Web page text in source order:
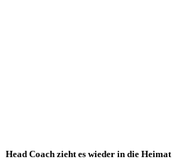
Head Coach zieht es wieder in die Heimat